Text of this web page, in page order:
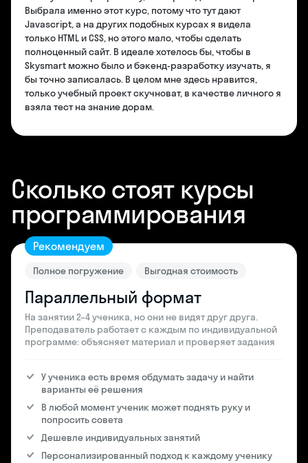
Выбрала именно этот курс, потому что тут дают
Javascript, а на других подобных курсах я видела
только HTML и CSS, но этого мало, чтобы сделать
полноценный сайт. В идеале хотелось бы, чтобы в
Skysmart можно было и бэкенд-разработку изучать, я
бы точно записалась. В целом мне здесь нравится,
только учебный проект скучноват, в качестве личного я
взяла тест на знание дорам.
Сколько стоят курсы
программирования
Рекомендуем
Полное погружение Выгодная стоимость
Параллельный формат
На занятии 2–4 ученика, но они не видят друг друга.
Преподаватель работает с каждым по индивидуальной
программе: объясняет материал и проверяет задания
У ученика есть время обдумать задачу и найти
варианты её решения
В любой момент ученик может поднять руку и
попросить совета
Дешевле индивидуальных занятий
Персонализированный подход к каждому ученику